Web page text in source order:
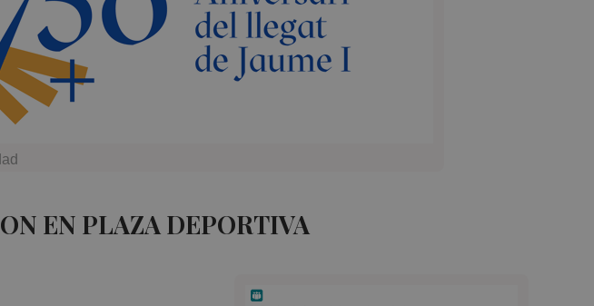
EN PLAZA DEPORTIVA